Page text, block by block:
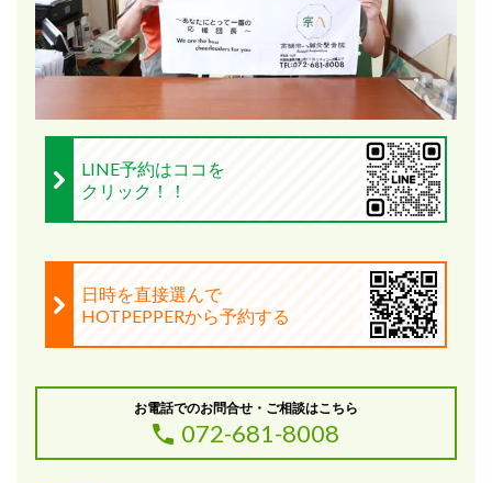
LINE予約はココを
クリック！！
日時を直接選んで
HOTPEPPERから予約する
お電話でのお問合せ・ご相談はこちら
072-681-8008